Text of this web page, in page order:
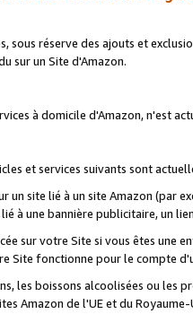
sous réserve des ajouts et
sur un Site d'Amazon.
à domicile d'Amazon, n'est
et services suivants sont
un site lié à un site Amazon (par
à une bannière publicitaire, un
sur votre Site si vous êtes une
Site fonctionne pour le compte
les boissons alcoolisées ou les
Amazon de l'UE et du Royaume-